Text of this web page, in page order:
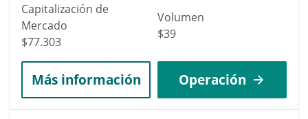
Capitalización de
Mercado
$77.303
Volumen
$39
Más información Operación